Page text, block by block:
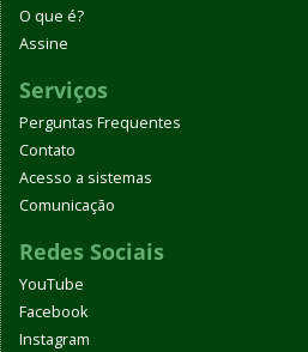
O que é?
Assine
Serviços
Perguntas Frequentes
Contato
Acesso a sistemas
Comunicação
Redes Sociais
YouTube
Facebook
Instagram